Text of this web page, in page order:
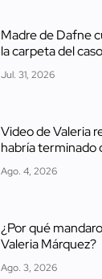
Madre de Dafne
la carpeta del caso
Jul. 31, 2026
Video de Valeria
habría terminado
Ago. 4, 2026
¿Por qué
Valeria Márquez?
Ago. 3, 2026